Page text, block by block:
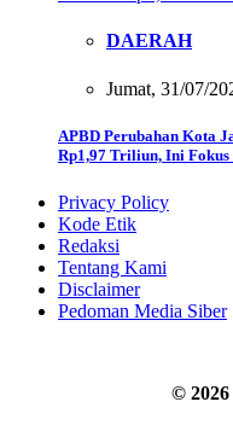
DAERAH
Jumat, 31/07/
APBD Perubahan Kota
Rp1,97 Triliun, Ini
Privacy Policy
Kode Etik
Redaksi
Tentang Kami
Disclaimer
Pedoman Media Siber
©